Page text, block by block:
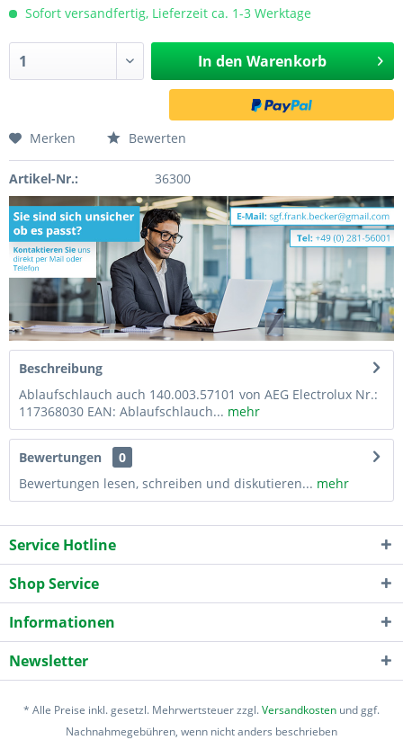
Sofort versandfertig, Lieferzeit ca. 1-3 Werktage
In den Warenkorb
Merken Bewerten
Artikel-Nr.: 36300
Beschreibung
Ablaufschlauch auch 140.003.57101 von AEG Electrolux Nr.:
117368030 EAN: Ablaufschlauch... mehr
Bewertungen
0
Bewertungen lesen, schreiben und diskutieren... mehr
Service Hotline
Shop Service
Informationen
Newsletter
* Alle Preise inkl. gesetzl. Mehrwertsteuer zzgl.Versandkosten und ggf.
Nachnahmegebühren, wenn nicht anders beschrieben